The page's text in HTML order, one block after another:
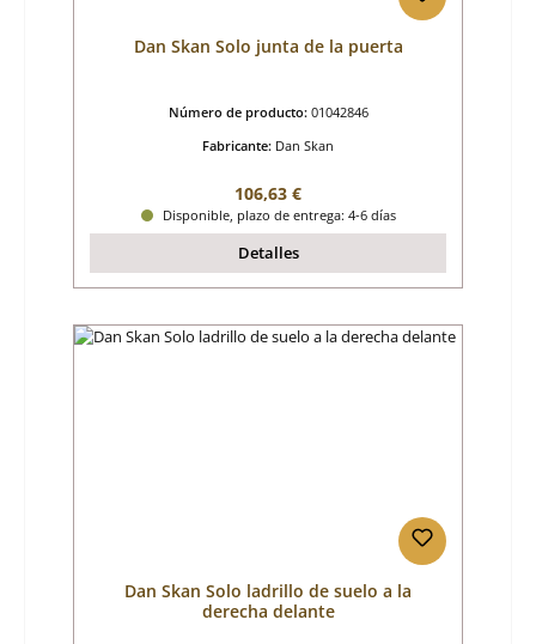
Dan Skan Solo junta de la puerta
Número de producto: 01042846
Fabricante: Dan Skan
Precio normal:
106,63 €
Disponible, plazo de entrega: 4-6 días
Detalles
Dan Skan Solo ladrillo de suelo a la
derecha delante